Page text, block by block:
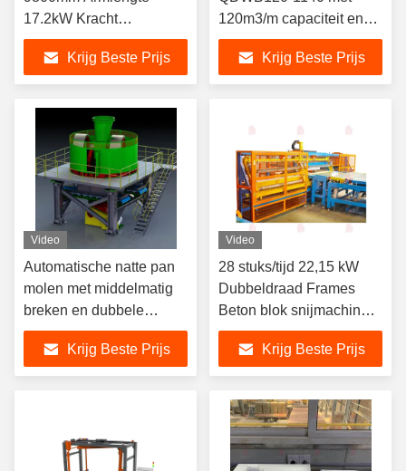
17.2kW Kracht
Automatische emmer
graafmachine Schraper
Reclaimer voor het
maken van klei stenen
Krijg Beste Prijs
120m3/m capaciteit en
112kW vermogen voor
grondstofverwerking
Krijg Beste Prijs
Video
Automatische natte pan
molen met middelmatig
breken en dubbele
functie ontwerp voor klei
baksteen maken
Krijg Beste Prijs
Video
28 stuks/tijd 22,15 kW
Dubbeldraad Frames
Beton blok snijmachine
voor het snijden van
hoge efficiëntie baksteen
Krijg Beste Prijs